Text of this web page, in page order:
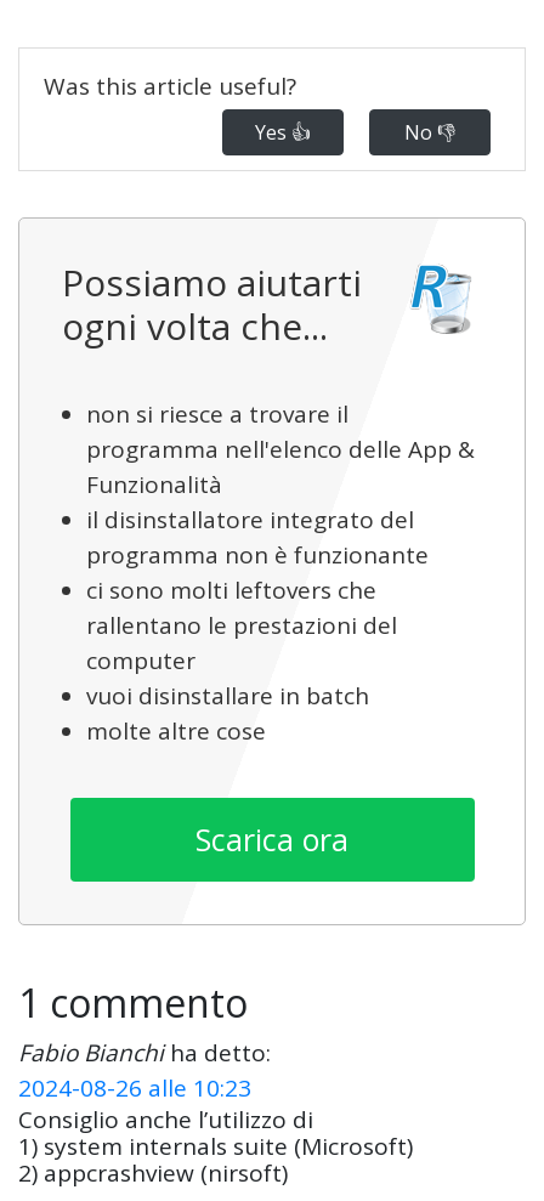
Was this article useful?
Yes 👍 No 👎
Possiamo aiutarti
ogni volta che...
non si riesce a trovare il
programma nell'elenco delle App &
Funzionalità
il disinstallatore integrato del
programma non è funzionante
ci sono molti leftovers che
rallentano le prestazioni del
computer
vuoi disinstallare in batch
molte altre cose
Scarica ora
1 commento
Fabio Bianchi ha detto:
2024-08-26 alle 10:23
Consiglio anche l’utilizzo di
1) system internals suite (Microsoft)
2) appcrashview (nirsoft)